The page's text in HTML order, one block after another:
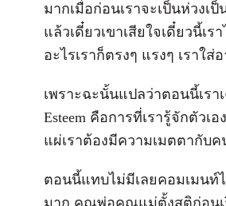
มากเมื่อก่อนเราจะเป็นห่วงเ
แล้วเดี๋ยวเขาเสียใจเดี๋ยวนี้เ
อะไรเราก็ตรงๆ แรงๆ เราใ
เพราะฉะนั้นแปลว่าตอนนี้เรา
Esteem คือการที่เรารู้จักตัวเ
แผ่เราต้องมีความเมตตากับ
ตอนนี้แทบไม่มีเลยคอมเมนท์
มาก คุณพ่อคุณแม่ตั้งสติก่อนเริ่